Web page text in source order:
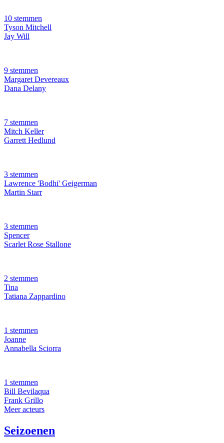
10 stemmen
Tyson Mitchell
Jay Will
9 stemmen
Margaret Devereaux
Dana Delany
7 stemmen
Mitch Keller
Garrett Hedlund
3 stemmen
Lawrence 'Bodhi' Geigerman
Martin Starr
3 stemmen
Spencer
Scarlet Rose Stallone
2 stemmen
Tina
Tatiana Zappardino
1 stemmen
Joanne
Annabella Sciorra
1 stemmen
Bill Bevilaqua
Frank Grillo
Meer acteurs
Seizoenen